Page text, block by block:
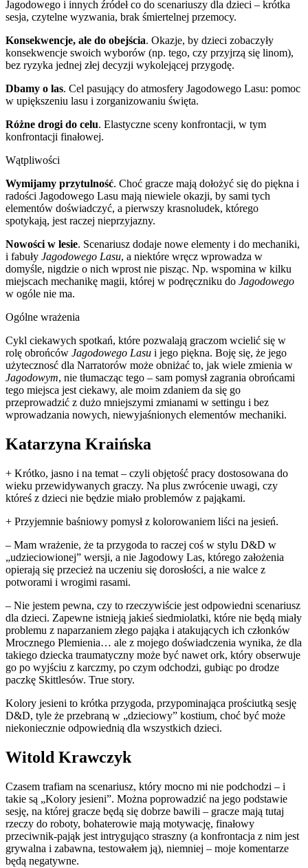
Jagodowego i innych źródeł co do scenariuszy dla dzieci – krótka
sesja, czytelne wyzwania, brak śmiertelnej przemocy.
Konsekwencje, ale do obejścia. Okazje, by dzieci zobaczyły
konsekwencje swoich wyborów (np. tego, czy przyjrzą się linom),
bez ryzyka jednej złej decyzji wykolejącej przygodę.
Dbamy o las. Cel pasujący do atmosfery Jagodowego Lasu: pomoc
w upiększeniu lasu i zorganizowaniu święta.
Różne drogi do celu. Elastyczne sceny konfrontacji, w tym
konfrontacji finałowej.
Wątpliwości
Wymijamy przytulność. Choć gracze mają dołożyć się do piękna i
radości Jagodowego Lasu mają niewiele okazji, by sami tych
elementów doświadczyć, a pierwszy krasnoludek, którego
spotykają, jest raczej nieprzyjazny.
Nowości w lesie. Scenariusz dodaje nowe elementy i do mechaniki,
i fabuły Jagodowego Lasu, a niektóre wręcz wprowadza w
domyśle, nigdzie o nich wprost nie pisząc. Np. wspomina w kilku
miejscach mechanikę magii, której w podręczniku do Jagodowego
w ogóle nie ma.
Ogólne wrażenia
Cykl ciekawych spotkań, które pozwalają graczom wcielić się w
rolę obrońców Jagodowego Lasu i jego piękna. Boję się, że jego
użytecznosć dla Narratorów może obniżać to, jak wiele zmienia w
Jagodowym, nie tłumacząc tego – sam pomysł zagrania obrońcami
tego miejsca jest ciekawy, ale moim zdaniem da się go
przeprowadzić z dużo mniejszymi zmianami w settingu i bez
wprowadzania nowych, niewyjaśnionych elementów mechaniki.
Katarzyna Kraińska
+ Krótko, jasno i na temat – czyli objętość pracy dostosowana do
wieku przewidywanych graczy. Na plus zwrócenie uwagi, czy
któreś z dzieci nie będzie miało problemów z pająkami.
+ Przyjemnie baśniowy pomysł z kolorowaniem liści na jesień.
– Mam wrażenie, że ta przygoda to raczej coś w stylu D&D w
„udzieciowionej” wersji, a nie Jagodowy Las, którego założenia
opierają się przecież na uczeniu się dorosłości, a nie walce z
potworami i wrogimi rasami.
– Nie jestem pewna, czy to rzeczywiście jest odpowiedni scenariusz
dla dzieci. Zapewne istnieją jakieś siedmiolatki, które nie będą miały
problemu z naparzaniem złego pająka i atakujących ich członków
Mrocznego Plemienia… ale z mojego doświadczenia wynika, że dla
takiego dziecka traumatyczny może być nawet ork, który obserwuje
go po wyjściu z karczmy, po czym odchodzi, gubiąc po drodze
paczkę Skittlesów. True story.
Kolory jesieni to krótka przygoda, przypominająca prościutką sesję
D&D, tyle że przebraną w „dzieciowy” kostium, choć być może
niekoniecznie odpowiednią dla wszystkich dzieci.
Witold Krawczyk
Czasem trafiam na scenariusz, który mocno mi nie podchodzi – i
takie są „Kolory jesieni”. Można poprowadzić na jego podstawie
sesję, na której gracze będą się dobrze bawili – gracze mają tutaj
rzeczy do roboty, bohaterowie mają motywację, finałowy
przeciwnik-pająk jest intrygująco straszny (a konfrontacja z nim jest
grywalna i zabawna, testowałem ją), niemniej – moje komentarze
będą negatywne.